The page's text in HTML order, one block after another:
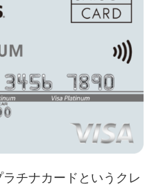
チナカードというクレ